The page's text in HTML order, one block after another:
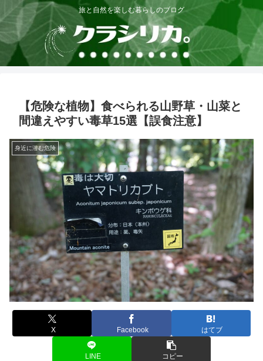
旅と自然を楽しむ暮らしのブログ
【危険な植物】食べられる山野草・山菜と
間違えやすい毒草15選【誤食注意】
身近に潜む危険
X Facebook はてブ
LINE コピー